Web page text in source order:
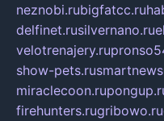
neznobi.rubigfatcc.ru
delfinet.rusilvernano.ru
velotrenajery.ru
show-pets.ru
miraclecoon.ru
firehunters.rugribowo.ru